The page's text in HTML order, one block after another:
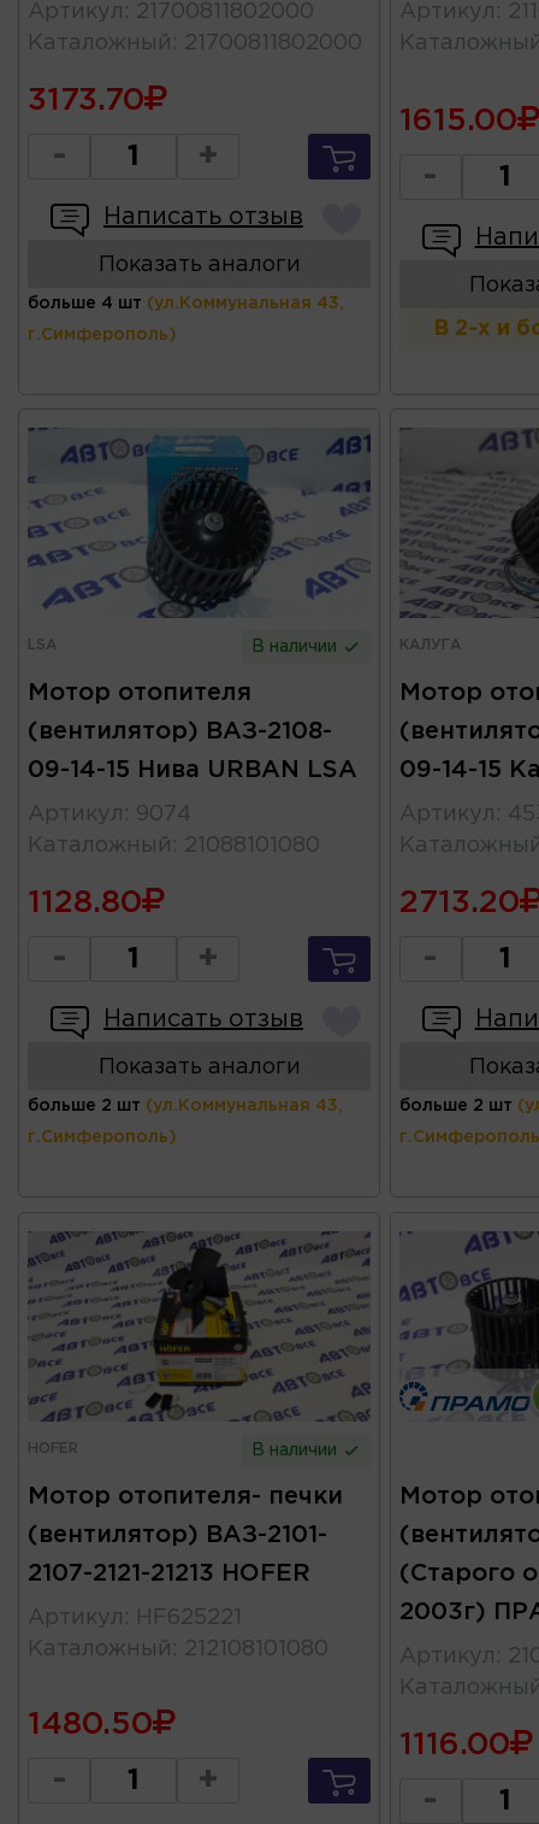
Артикул : 21700811802000
Каталожный : 21700811802000
3173.70
- +
Написать отзыв
Показать аналоги
больше 4 шт (ул.Коммунальная 43,
г.Симферополь)
Артикул :
1615.00
-
В 2-х и
LSA В наличии
Мотор отопителя
(вентилятор) ВАЗ-2108-
09-14-15 Нива URBAN LSA
Артикул : 9074
Каталожный : 21088101080
1128.80
- +
Написать отзыв
Показать аналоги
больше 2 шт (ул.Коммунальная 43,
г.Симферополь)
КАЛУГА
Мотор
09-14-15
Артикул :
2713.20
-
больше 2 шт
HOFER В наличии
Мотор отопителя- печки
(вентилятор) ВАЗ-2101-
2107-2121-21213 HOFER
Артикул :
HF625221
Каталожный : 212108101080
1480.50
- +
Мотор
(Старого
2003г)
Артикул :
1116.00
-